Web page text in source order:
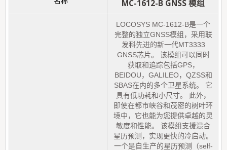
MC-1612-B GNSS 模组
LOCOSYS MC-1612-B是一个
完整的独立GNSS模组，采用联
发科先进的新一代MT3333
GNSS芯片。 该模组可以同时
获取和追踪包括GPS，
BEIDOU，GALILEO，QZSS和
SBAS在内的多个卫星系统。 它
具有低功耗和小尺寸。 此外，
即使在都市峡谷和茂密的树叶环
境中，它也能为您提供卓越的灵
敏度和性能。 该模组支援混合
星历预测，实现更快的冷启动。
一个是自生产的星历预测（self-